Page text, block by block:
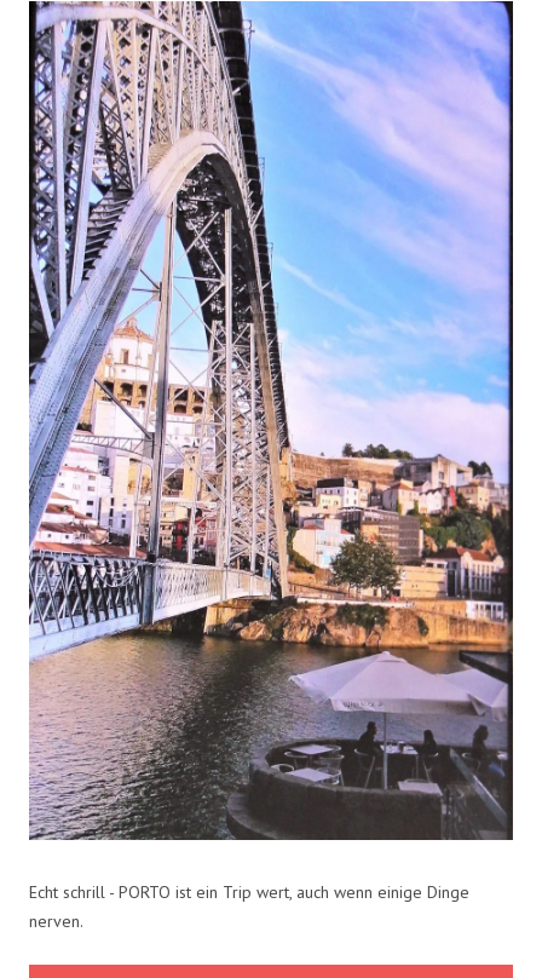
Echt schrill - PORTO ist ein Trip wert, auch wenn einige Dinge
nerven.